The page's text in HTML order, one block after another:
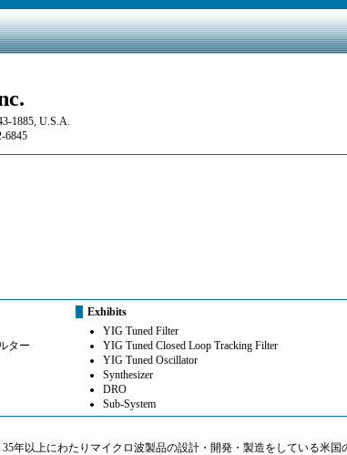
1885, U.S.A.
6845
ター
Exhibits
YIG Tuned Filter
YIG Tuned Closed Loop Tracking Filter
YIG Tuned Oscillator
Synthesizer
DRO
Sub-System
年以上にわたりマイクロ波製品の設計・開発・製造をしている米国